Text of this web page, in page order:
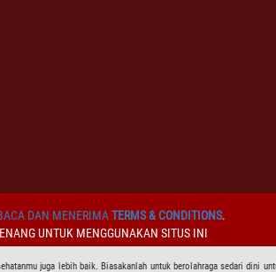
DAN MENERIMATERMS & CONDITIONS.
UNTUK MENGGUNAKAN SITUS INI
juga lebih baik. Biasakanlah untuk berolahraga sedari dini